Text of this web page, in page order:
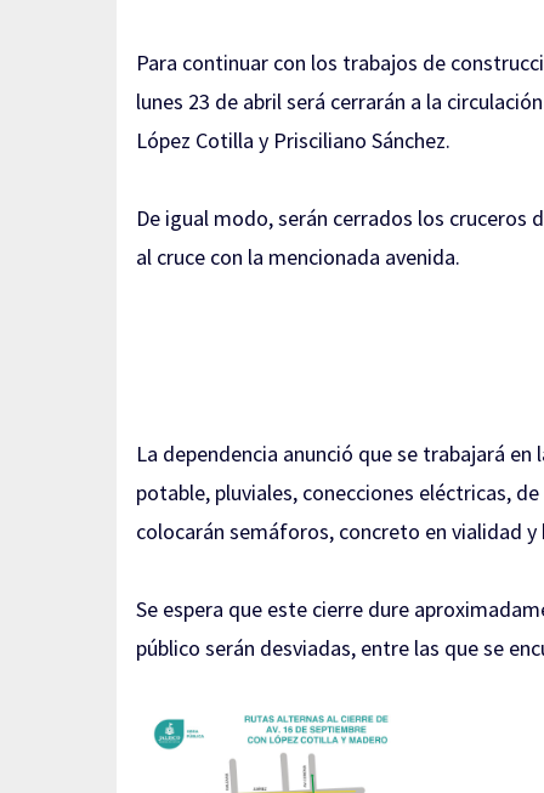
Para continuar con los trabajos de
lunes 23 de abril será cerrarán a la
López Cotilla y Prisciliano Sánchez.
De igual modo, serán cerrados los cruceros
al cruce con la mencionada avenida.
La dependencia anunció que se trabajará
potable, pluviales, conecciones eléctricas,
colocarán semáforos, concreto en vialidad y
Se espera que este cierre dure
público serán desviadas, entre las que se